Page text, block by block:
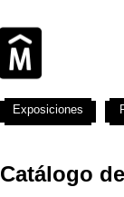
Catálogo
Exposiciones